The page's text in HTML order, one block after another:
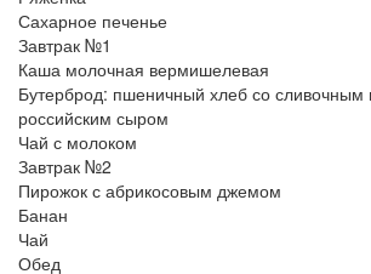
Сахарное печенье
Завтрак №1
Каша молочная вермишелевая
Бутерброд: пшеничный хлеб со
российским сыром
Чай с молоком
Завтрак №2
Пирожок с абрикосовым джемом
Банан
Чай
Обед